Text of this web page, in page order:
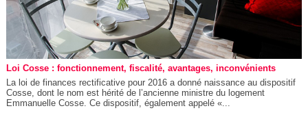
Loi Cosse : fonctionnement, fiscalité, avantages, inconvénients
La loi de finances rectificative pour 2016 a donné naissance au dispositif
Cosse, dont le nom est hérité de l’ancienne ministre du logement
Emmanuelle Cosse. Ce dispositif, également appelé «...